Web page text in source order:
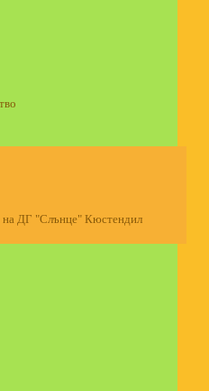
на ДГ "Слънце" Кюстендил